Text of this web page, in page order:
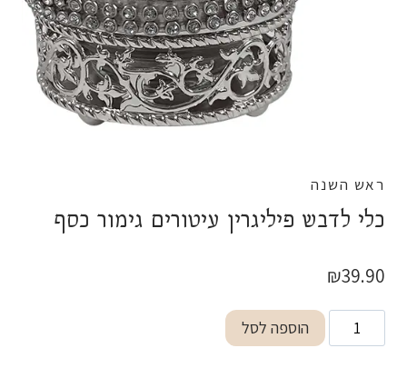
ראש השנה
כלי לדבש פיליגרין עיטורים גימור כסף
₪39.90
כמות
של
הוספה לסל